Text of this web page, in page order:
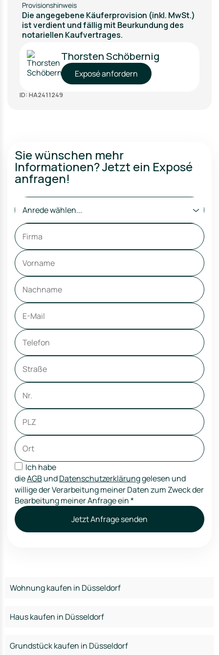
Provisionshinweis
Die angegebene Käuferprovision (inkl. MwSt.)
ist verdient und fällig mit Beurkundung des
notariellen Kaufvertrages.
Thorsten Schöbernig
Exposé anfordern
ID: HA2411249
Sie wünschen mehr
Informationen? Jetzt ein Exposé
anfragen!
Anrede wählen...
Ich habe
dieAGBundDatenschutzerklärunggelesen und
willige der Verarbeitung meiner Daten zum Zweck der
Bearbeitung meiner Anfrage ein*
Jetzt Anfrage senden
Wohnung kaufen in Düsseldorf
Haus kaufen in Düsseldorf
Grundstück kaufen in Düsseldorf